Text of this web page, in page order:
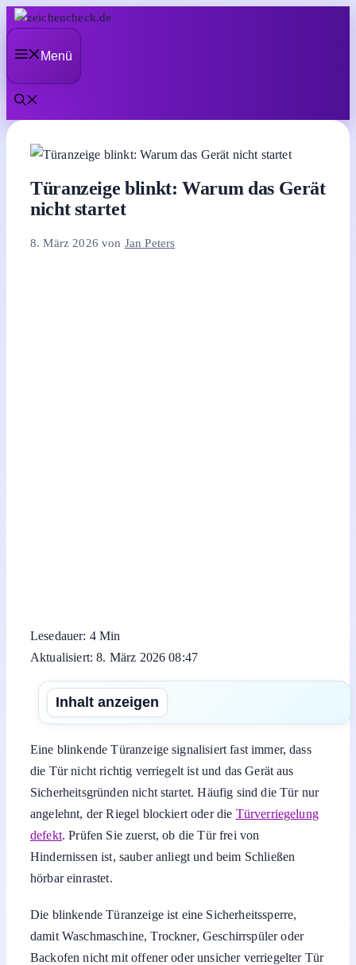
Zum
Inhalt
springenMenü
Türanzeige blinkt: Warum das Gerät
nicht startet
8. März 2026 von Jan Peters
Lesedauer: 4 Min
Aktualisiert: 8. März 2026 08:47
Inhalt anzeigen
Eine blinkende Türanzeige signalisiert fast immer, dass
die Tür nicht richtig verriegelt ist und das Gerät aus
Sicherheitsgründen nicht startet. Häufig sind die Tür nur
angelehnt, der Riegel blockiert oder die Türverriegelung
defekt. Prüfen Sie zuerst, ob die Tür frei von
Hindernissen ist, sauber anliegt und beim Schließen
hörbar einrastet.
Die blinkende Türanzeige ist eine Sicherheitssperre,
damit Waschmaschine, Trockner, Geschirrspüler oder
Backofen nicht mit offener oder unsicher verriegelter Tür